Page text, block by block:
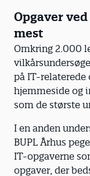
Opgaver
mest
Omkring 2.000
på IT-relaterede
hjemmeside og
som de største
I en anden
BUPL Århus
IT-opgaverne
opgaver, der